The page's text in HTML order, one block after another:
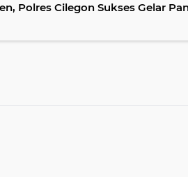
Polres Cilegon Sukses Gelar